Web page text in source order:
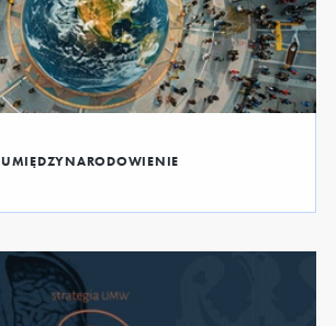
UMIĘDZYNARODOWIENIE